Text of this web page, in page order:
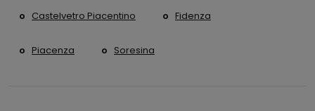
Castelvetro Piacentino Fidenza
Piacenza Soresina